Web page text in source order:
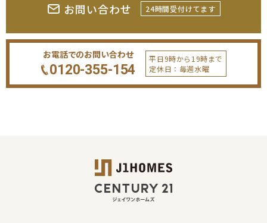
お問い合わせ 24時間受付けてます
お電話でのお問い合わせ
0120-355-154
平日9時から19時まで
定休日：毎週水曜